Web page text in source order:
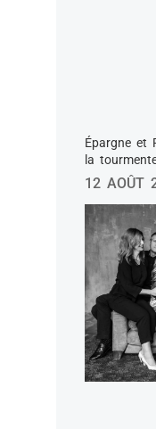
Épargne et
la
12 AOÛT